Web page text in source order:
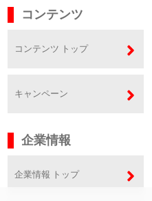
コンテンツ
コンテンツ トップ
キャンペーン
企業情報
企業情報 トップ